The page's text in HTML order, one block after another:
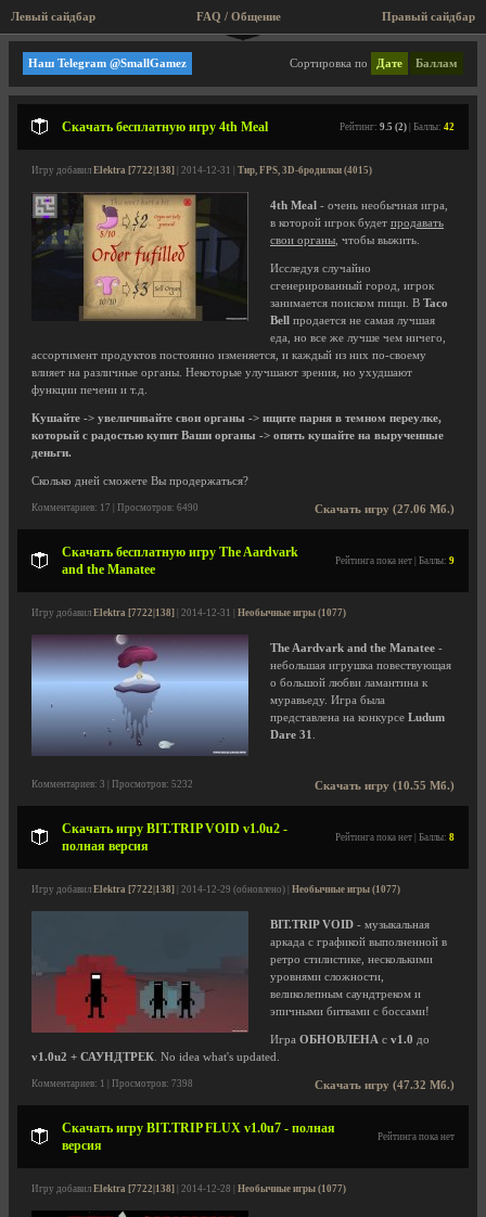
Левый сайдбар Правый сайдбар
FAQ / Общение
Необычные игры
Сортировка по Дате Баллам
Наш Telegram @SmallGamez
Скачать бесплатную игру 4th Meal Рейтинг: 9.5 (2) | Баллы: 42
Игру добавил Elektra [7722|138] | 2014-12-31 | Тир, FPS, 3D-бродилки (4015)
4th Meal - очень необычная игра,
в которой игрок будет продавать
свои органы , чтобы выжить.
Исследуя случайно
сгенерированный город, игрок
занимается поиском пищи. В Taco
Bell продается не самая лучшая
еда, но все же лучше чем ничего,
ассортимент продуктов постоянно изменяется, и каждый из них по-своему
влияет на различные органы. Некоторые улучшают зрения, но ухудшают
функции печени и т.д.
Кушайте -> увеличивайте свои органы -> ищите парня в темном переулке,
который с радостью купит Ваши органы -> опять кушайте на вырученные
деньги.
Сколько дней сможете Вы продержаться?
Скачать игру (27.06 Мб.)
Комментариев: 17 | Просмотров: 6490
Скачать бесплатную игру The Aardvark
and the Manatee
Рейтинга пока нет | Баллы: 9
Игру добавил Elektra [7722|138] | 2014-12-31 | Необычные игры (1077)
The Aardvark and the Manatee -
небольшая игрушка повествующая
о большой любви ламантина к
муравьеду. Игра была
представлена на конкурсе Ludum
Dare 31
Скачать игру (10.55 Мб.)
Комментариев: 3 | Просмотров: 5232
Скачать игру BIT.TRIP VOID v1.0u2 -
полная версия
Рейтинга пока нет | Баллы: 8
Игру добавил Elektra [7722|138] | 2014-12-29 (обновлено) | Необычные игры (1077)
BIT.TRIP VOID - музыкальная
аркада с графикой выполненной в
ретро стилистике, несколькими
уровнями сложности,
великолепным саундтреком и
эпичными битвами с боссами!
Игра ОБНОВЛЕНА с v1.0 до
v1.0u2 + САУНДТРЕК . No idea what's updated.
Скачать игру (47.32 Мб.)
Комментариев: 1 | Просмотров: 7398
Скачать игру BIT.TRIP FLUX v1.0u7 - полная
версия
Рейтинга пока нет
Игру добавил Elektra [7722|138] | 2014-12-28 | Необычные игры (1077)